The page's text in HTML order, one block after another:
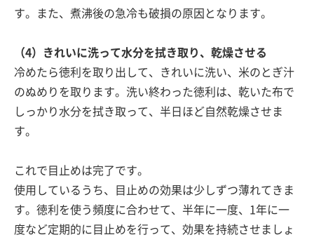
す。また、煮沸後の急冷も破損の原因となります。
（4）きれいに洗って水分を拭き取り、乾燥させる
冷めたら徳利を取り出して、きれいに洗い、米のとぎ汁
のぬめりを取ります。洗い終わった徳利は、乾いた布で
しっかり水分を拭き取って、半日ほど自然乾燥させま
す。
これで目止めは完了です。
使用しているうち、目止めの効果は少しずつ薄れてきま
す。徳利を使う頻度に合わせて、半年に一度、1年に一
度など定期的に目止めを行って、効果を持続させましょ